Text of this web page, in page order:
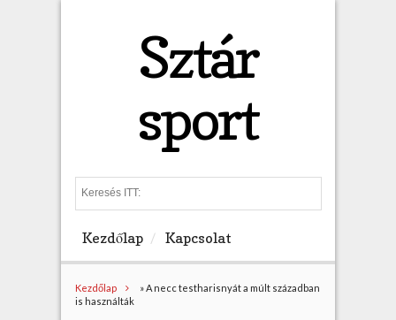
Sztár
sport
e
h
Kezdőlap Kapcsolat
Kezdőlap »A necc testharisnyát a múlt században
is használták